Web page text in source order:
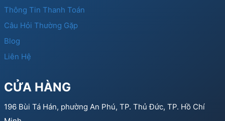
Thông Tin Thanh Toán
Câu Hỏi Thường Gặp
Blog
Liên Hệ
CỬA HÀNG
196 Bùi Tá Hán, phường An Phú, TP. Thủ Đức, TP. Hồ Chí